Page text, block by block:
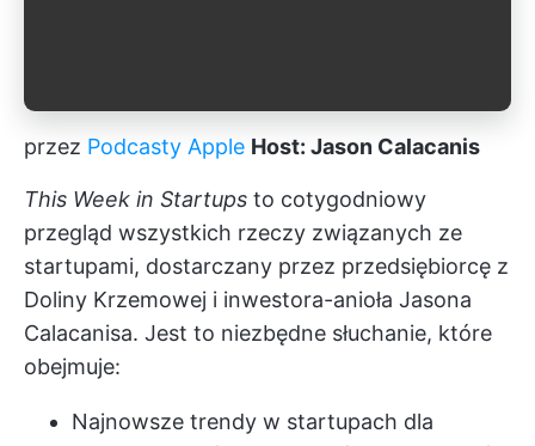
przez Podcasty Apple Host: Jason Calacanis
This Week in Startups to cotygodniowy
przegląd wszystkich rzeczy związanych ze
startupami, dostarczany przez przedsiębiorcę z
Doliny Krzemowej i inwestora-anioła Jasona
Calacanisa. Jest to niezbędne słuchanie, które
obejmuje:
Najnowsze trendy w startupach dla